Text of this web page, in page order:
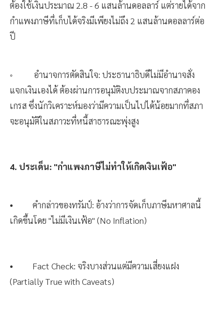
ต้องใช้เงินประมาณ 2.8 - 6 แสนล้านดอลลาร์ แต่รายได้จาก
กำแพงภาษีที่เก็บได้จริงมีเพียงไม่ถึง 2 แสนล้านดอลลาร์ต่อ
ปี
◦ อำนาจการตัดสินใจ: ประธานาธิบดีไม่มีอำนาจสั่ง
แจกเงินเองได้ ต้องผ่านการอนุมัติงบประมาณจากสภาคอง
เกรส ซึ่งนักวิเคราะห์มองว่ามีความเป็นไปได้น้อยมากที่สภา
จะอนุมัติในสภาวะที่หนี้สาธารณะพุ่งสูง
4. ประเด็น: "กำแพงภาษีไม่ทำให้เกิดเงินเฟ้อ"
• คำกล่าวของทรัมป์: อ้างว่าการจัดเก็บภาษีมหาศาลนี้
เกิดขึ้นโดย "ไม่มีเงินเฟ้อ" (No Inflation)
• Fact Check: จริงบางส่วนแต่มีความเสี่ยงแฝง
(Partially True with Caveats)